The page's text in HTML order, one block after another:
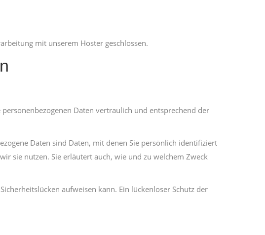
mit unserem Hoster geschlossen.
Daten vertraulich und entsprechend der
Daten sind Daten, mit denen Sie persönlich identifiziert
sie nutzen. Sie erläutert auch, wie und zu welchem Zweck
aufweisen kann. Ein lückenloser Schutz der